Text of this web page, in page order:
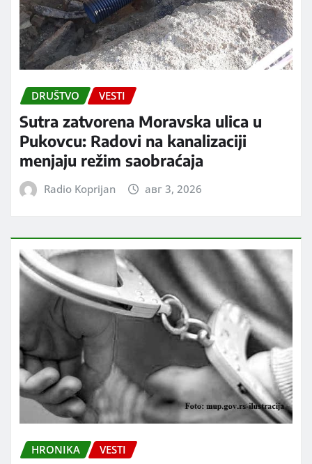
DRUŠTVO VESTI
Sutra zatvorena Moravska ulica u
Pukovcu: Radovi na kanalizaciji
menjaju režim saobraćaja
Radio Koprijan авг 3, 2026
HRONIKA VESTI